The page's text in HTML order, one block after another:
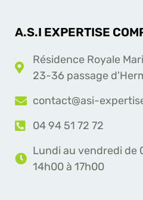
A.S.I EXPERTISE
Résidence Royale
23-36 passage
contact@asi-
04 94 51 72 72
Lundi au vendredi de
14h00 à 17h00